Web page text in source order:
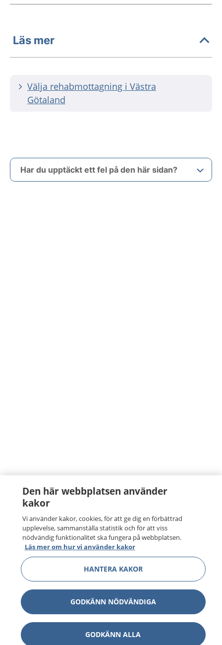
Läs mer
Välja rehabmottagning i Västra
Götaland
Har du upptäckt ett fel på den här sidan?
Den här webbplatsen använder
kakor
Vi använder kakor, cookies, för att ge dig en förbättrad
upplevelse, sammanställa statistik och för att viss
nödvändig funktionalitet ska fungera på webbplatsen.
Läs mer om hur vi använder kakor
HANTERA KAKOR
GODKÄNN NÖDVÄNDIGA
GODKÄNN ALLA